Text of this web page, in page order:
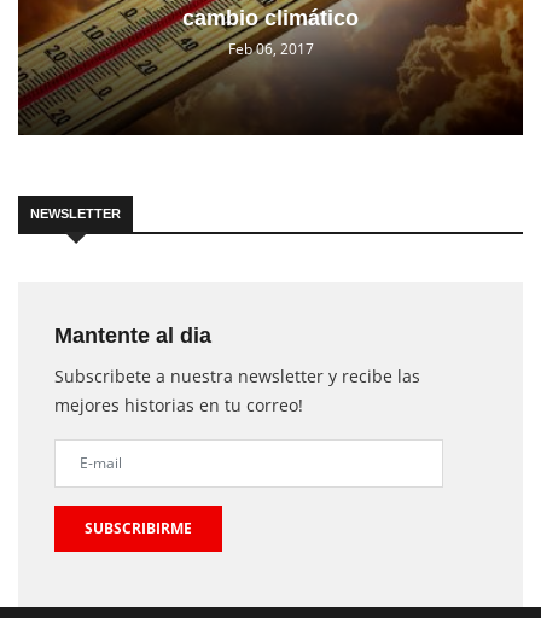
cambio climático
Feb 06, 2017
NEWSLETTER
Mantente al dia
Subscribete a nuestra newsletter y recibe las
mejores historias en tu correo!
SUBSCRIBIRME